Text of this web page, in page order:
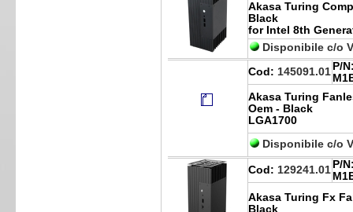
Akasa Turing
Black
for Intel 8th
Disponibile c/o
Cod: 145091.01 P/
Akasa Turing
Oem - Black
LGA1700
Disponibile c/o
Cod: 129241.01 P/
Akasa Turing Fx
Black